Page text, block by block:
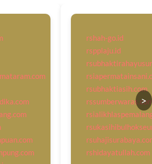
rshah-go.id
rspplaju.id
rsubhaktiasih.com
rshidayatullah.com
>